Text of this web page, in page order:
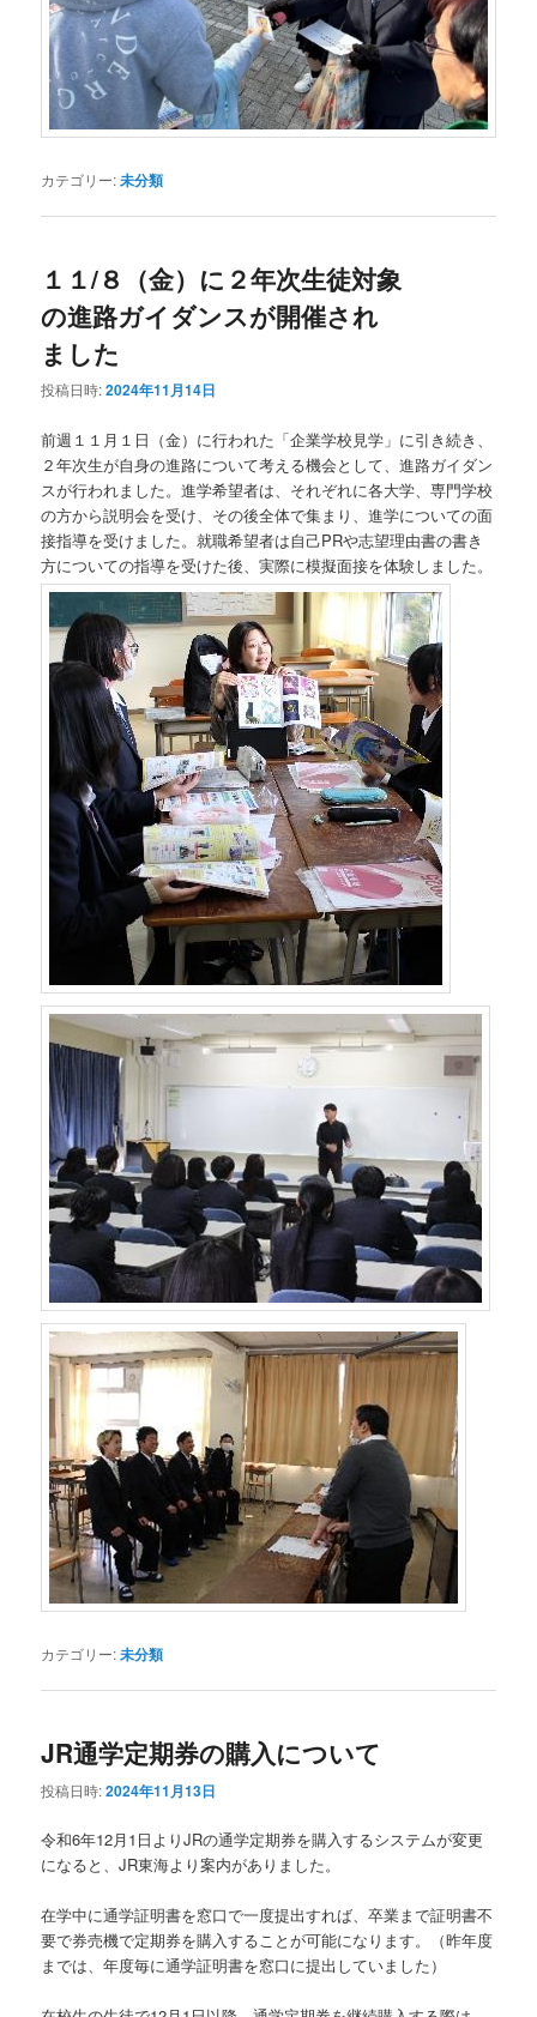
カテゴリー:未分類
１１/８（金）に２年次生徒対象
の進路ガイダンスが開催され
ました
投稿日時:2024年11月14日
前週１１月１日（金）に行われた「企業学校見学」に引き続き、
２年次生が自身の進路について考える機会として、進路ガイダン
スが行われました。進学希望者は、それぞれに各大学、専門学校
の方から説明会を受け、その後全体で集まり、進学についての面
接指導を受けました。就職希望者は自己PRや志望理由書の書き
方についての指導を受けた後、実際に模擬面接を体験しました。
カテゴリー:未分類
JR通学定期券の購入について
投稿日時:2024年11月13日
令和6年12月1日よりJRの通学定期券を購入するシステムが変更
になると、JR東海より案内がありました。
在学中に通学証明書を窓口で一度提出すれば、卒業まで証明書不
要で券売機で定期券を購入することが可能になります。（昨年度
までは、年度毎に通学証明書を窓口に提出していました）